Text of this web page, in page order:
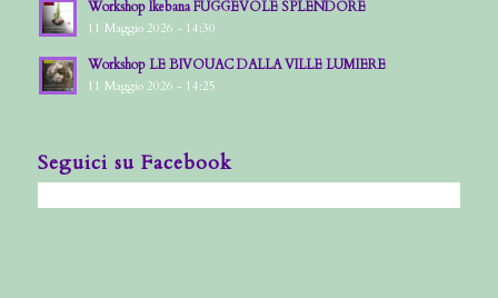
Workshop Ikebana FUGGEVOLE SPLENDORE
11 Maggio 2026 - 14:30
Workshop LE BIVOUAC DALLA VILLE LUMIERE
11 Maggio 2026 - 14:25
Seguici su Facebook